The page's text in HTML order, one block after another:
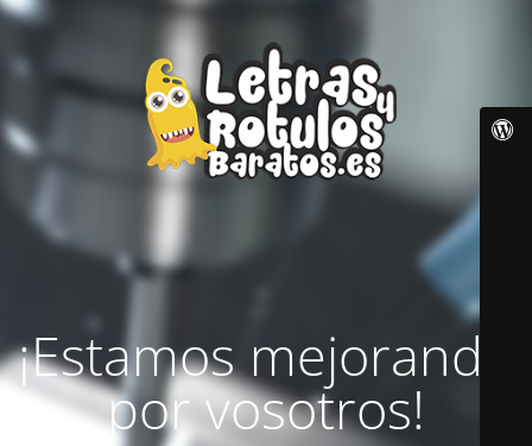
¡Estamos mejorando
por vosotros!